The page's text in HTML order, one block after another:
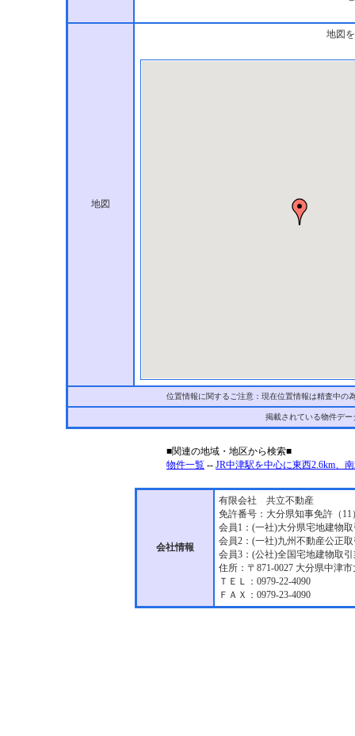
地図
地図
位置情報に関するご注意：現在位置情報は精査中の
掲載されている物件デ
■関連の地域・地区から検索■
物件一覧 -- JR中津駅を中心に東西2.6km、
会社情報
有限会社 共立不動産
免許番号：大分県知事免許（
会員1：(一社)大分県宅地建物
会員2：(一社)九州不動産公正
会員3：(公社)全国宅地建物取
住所：〒871-0027 大分県中津
ＴＥＬ：0979-22-4090
ＦＡＸ：0979-23-4090